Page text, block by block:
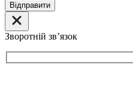
Відправити
Зворотній звʼязок